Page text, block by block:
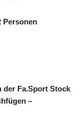
Personen
der Fa.Sport Stock
–